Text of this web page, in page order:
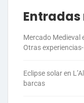
Mercado Medieval
Otras
Eclipse solar en
barcas